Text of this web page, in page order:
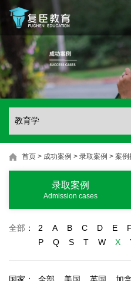
首页 > 成功案例 > 录取案例 > 案例
录取案例
Admission cases
全部 ： 2 A B C D E F
P
Q S T W X